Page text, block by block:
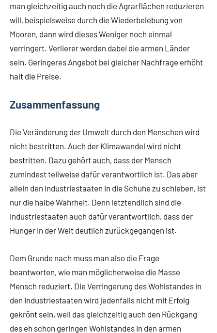
man gleichzeitig auch noch die Agrarflächen reduzieren
will, beispielsweise durch die Wiederbelebung von
Mooren, dann wird dieses Weniger noch einmal
verringert. Verlierer werden dabei die armen Länder
sein. Geringeres Angebot bei gleicher Nachfrage erhöht
halt die Preise.
Zusammenfassung
Die Veränderung der Umwelt durch den Menschen wird
nicht bestritten. Auch der Klimawandel wird nicht
bestritten. Dazu gehört auch, dass der Mensch
zumindest teilweise dafür verantwortlich ist. Das aber
allein den Industriestaaten in die Schuhe zu schieben, ist
nur die halbe Wahrheit. Denn letztendlich sind die
Industriestaaten auch dafür verantwortlich, dass der
Hunger in der Welt deutlich zurückgegangen ist.
Dem Grunde nach muss man also die Frage
beantworten, wie man möglicherweise die Masse
Mensch reduziert. Die Verringerung des Wohlstandes in
den Industriestaaten wird jedenfalls nicht mit Erfolg
gekrönt sein, weil das gleichzeitig auch den Rückgang
des eh schon geringen Wohlstandes in den armen